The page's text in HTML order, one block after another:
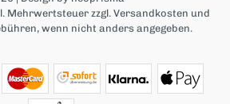
Mehrwertsteuer zzgl. Versandkosten und
wenn nicht anders angegeben.